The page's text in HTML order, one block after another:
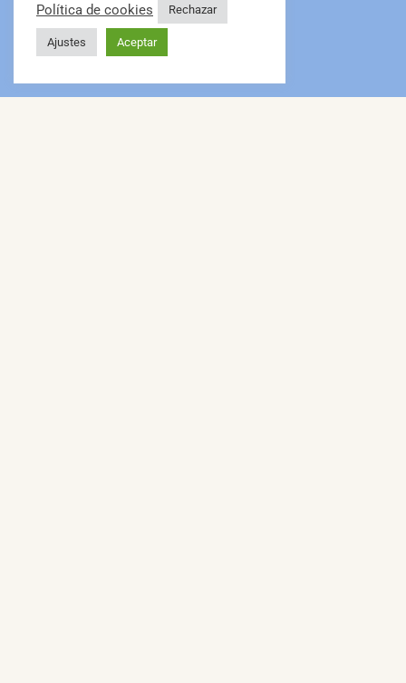
Política de cookies
Rechazar
Ajustes Aceptar